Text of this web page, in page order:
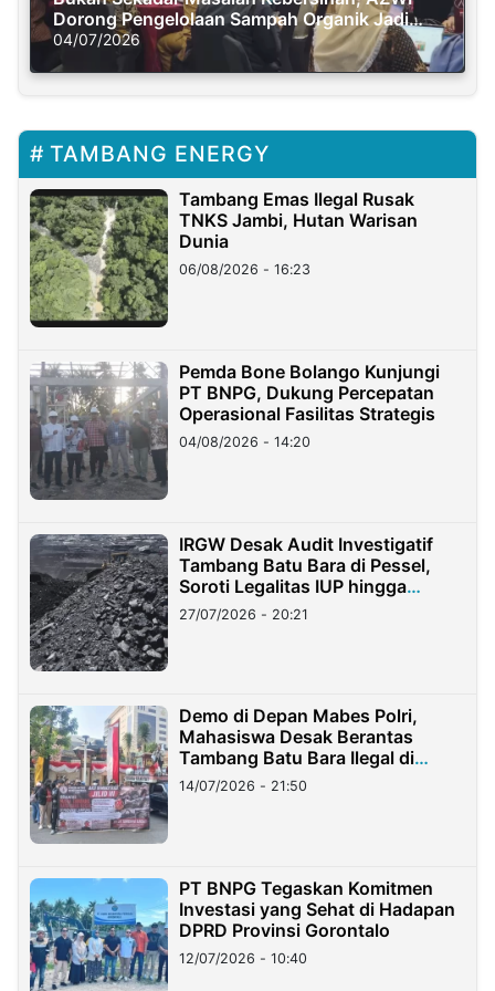
Dorong Pengelolaan Sampah Organik Jadi
Solusi Krisis Iklim
04/07/2026
TAMBANG ENERGY
Tambang Emas Ilegal Rusak
TNKS Jambi, Hutan Warisan
Dunia
06/08/2026 - 16:23
Pemda Bone Bolango Kunjungi
PT BNPG, Dukung Percepatan
Operasional Fasilitas Strategis
04/08/2026 - 14:20
IRGW Desak Audit Investigatif
Tambang Batu Bara di Pessel,
Soroti Legalitas IUP hingga
Stockpile
27/07/2026 - 20:21
Demo di Depan Mabes Polri,
Mahasiswa Desak Berantas
Tambang Batu Bara Ilegal di
Lampung
14/07/2026 - 21:50
PT BNPG Tegaskan Komitmen
Investasi yang Sehat di Hadapan
DPRD Provinsi Gorontalo
12/07/2026 - 10:40